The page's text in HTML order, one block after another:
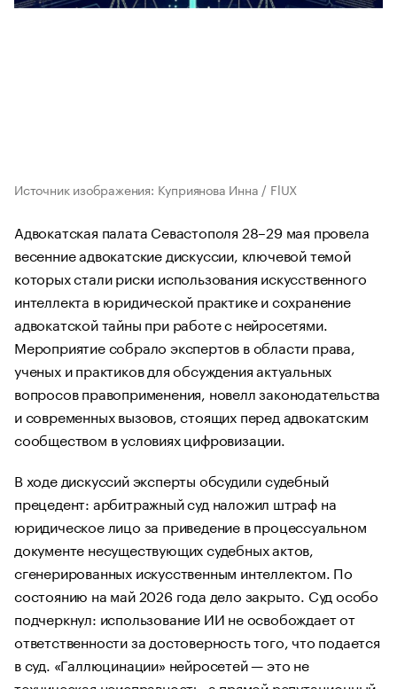
Источник изображения: Куприянова Инна / FlUX
Адвокатская палата Севастополя 28–29 мая провела
весенние адвокатские дискуссии, ключевой темой
которых стали риски использования искусственного
интеллекта в юридической практике и сохранение
адвокатской тайны при работе с нейросетями.
Мероприятие собрало экспертов в области права,
ученых и практиков для обсуждения актуальных
вопросов правоприменения, новелл законодательства
и современных вызовов, стоящих перед адвокатским
сообществом в условиях цифровизации.
В ходе дискуссий эксперты обсудили судебный
прецедент: арбитражный суд наложил штраф на
юридическое лицо за приведение в процессуальном
документе несуществующих судебных актов,
сгенерированных искусственным интеллектом. По
состоянию на май 2026 года дело закрыто. Суд особо
подчеркнул: использование ИИ не освобождает от
ответственности за достоверность того, что подается
в суд. «Галлюцинации» нейросетей — это не